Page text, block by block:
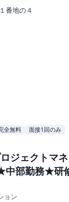
番地の４
全無料 面接1回のみ
ロジェクトマ
部勤務★研
ョン